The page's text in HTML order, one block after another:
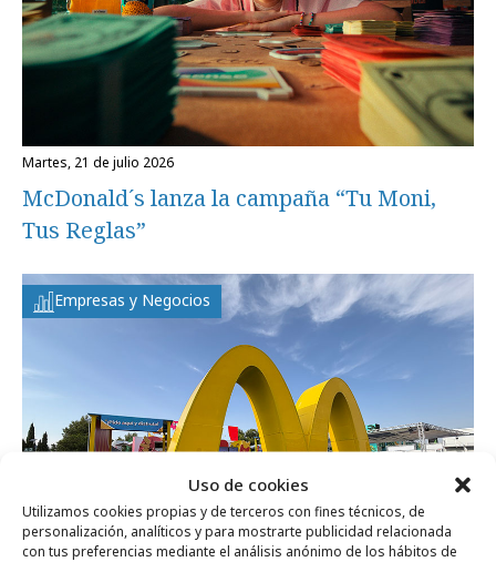
Uso de cookies
Utilizamos cookies propias y de terceros con fines técnicos, de
personalización, analíticos y para mostrarte publicidad relacionada
con tus preferencias mediante el análisis anónimo de los hábitos de
martes, 21 de julio 2026
McDonald´s lanza la campaña “Tu Moni,
Tus Reglas”
Empresas y Negocios